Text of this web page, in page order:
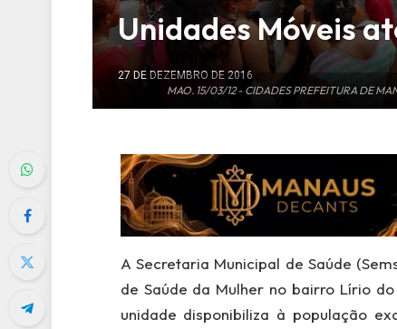
MAO. 15/03/12 - CIDADES PREFEITURA DE
Unidades Móveis
27 DE DEZEMBRO DE 2016
A Secretaria Municipal de Saúde
de Saúde da Mulher no bairro Lírio
unidade disponibiliza à população